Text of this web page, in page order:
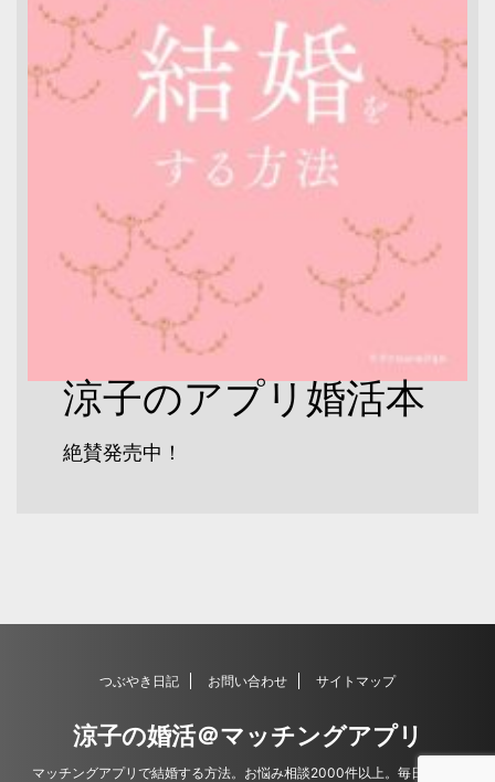
涼子のアプリ婚活本
絶賛発売中！
つぶやき日記 お問い合わせ サイトマップ
涼子の婚活＠マッチングアプリ
マッチングアプリで結婚する方法。お悩み相談2000件以上。毎日更新。